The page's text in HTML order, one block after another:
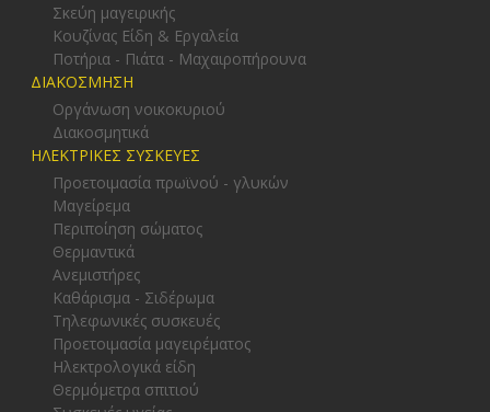
Σκεύη μαγειρικής
Κουζίνας Είδη & Εργαλεία
Ποτήρια - Πιάτα - Μαχαιροπήρουνα
ΔΙΑΚΟΣΜΗΣΗ
Οργάνωση νοικοκυριού
Διακοσμητικά
ΗΛΕΚΤΡΙΚΕΣ ΣΥΣΚΕΥΕΣ
Προετοιμασία πρωϊνού - γλυκών
Μαγείρεμα
Περιποίηση σώματος
Θερμαντικά
Ανεμιστήρες
Καθάρισμα - Σιδέρωμα
Τηλεφωνικές συσκευές
Προετοιμασία μαγειρέματος
Ηλεκτρολογικά είδη
Θερμόμετρα σπιτιού